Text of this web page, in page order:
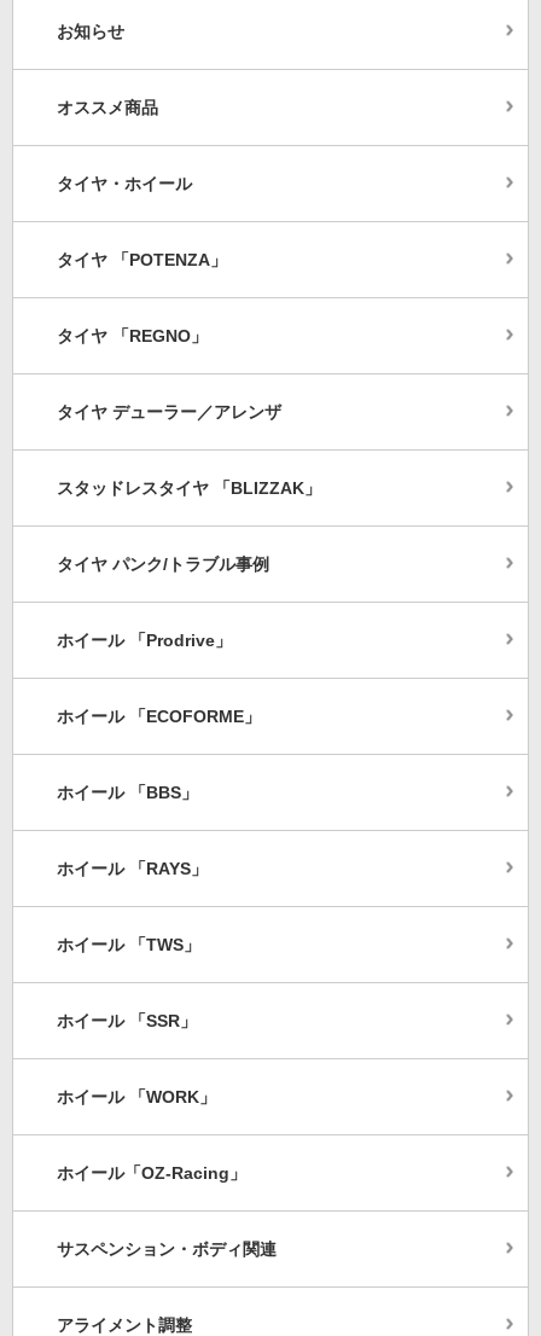
お知らせ
オススメ商品
タイヤ・ホイール
タイヤ 「POTENZA」
タイヤ 「REGNO」
タイヤ デューラー／アレンザ
スタッドレスタイヤ 「BLIZZAK」
タイヤ パンク/トラブル事例
ホイール 「Prodrive」
ホイール 「ECOFORME」
ホイール 「BBS」
ホイール 「RAYS」
ホイール 「TWS」
ホイール 「SSR」
ホイール 「WORK」
ホイール「OZ-Racing」
サスペンション・ボディ関連
アライメント調整